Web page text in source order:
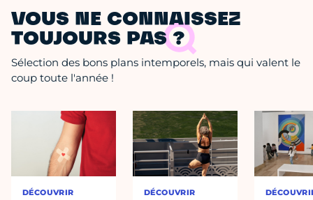
VOUS NE CONNAISSEZ
TOUJOURS PAS ?
Sélection des bons plans intemporels, mais qui valent le
coup toute l'année !
DÉCOUVRIR DÉCOUVRIR